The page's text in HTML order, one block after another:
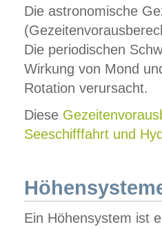
Die astronomische
Die periodischen
Wirkung von Mond
Rotation verursacht.
Diese
Seeschifffahrt und
Ein Höhensystem ist